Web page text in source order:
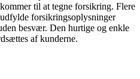
til at tegne forsikring. Flere
forsikringsoplysninger
besvær. Den hurtige og enkle
af kunderne.